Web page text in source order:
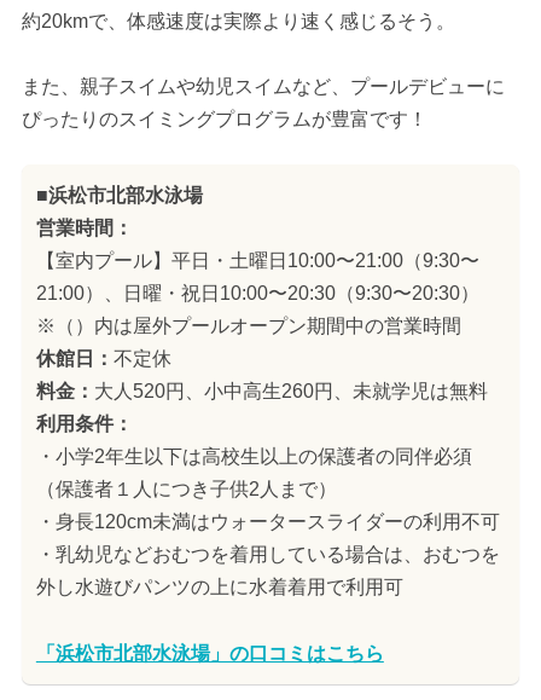
約20kmで、体感速度は実際より速く感じるそう。
また、親子スイムや幼児スイムなど、プールデビューに
ぴったりのスイミングプログラムが豊富です！
■浜松市北部水泳場
営業時間：
【室内プール】平日・土曜日10:00〜21:00（9:30〜
21:00）、日曜・祝日10:00〜20:30（9:30〜20:30）
※（）内は屋外プールオープン期間中の営業時間
休館日： 不定休
料金： 大人520円、小中高生260円、未就学児は無料
利用条件：
・小学2年生以下は高校生以上の保護者の同伴必須
（保護者１人につき子供2人まで）
・身長120cm未満はウォータースライダーの利用不可
・乳幼児などおむつを着用している場合は、おむつを
外し水遊びパンツの上に水着着用で利用可
「浜松市北部水泳場」の口コミはこちら